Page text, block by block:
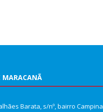
MARACANÃ
Barata, s/nº, bairro Campina